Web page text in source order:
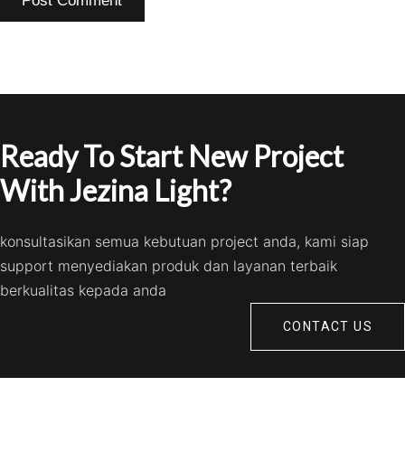
Ready To Start New Project
With Jezina Light?
konsultasikan semua kebutuan project anda, kami siap
support menyediakan produk dan layanan terbaik
berkualitas kepada anda
CONTACT US